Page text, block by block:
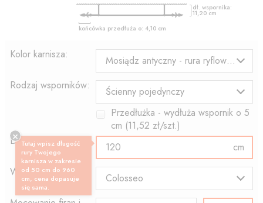
dł. wspornika:
11,20 cm
końcówka przedłuża o: 4,10 cm
Kolor karnisza:
Mosiądz antyczny - rura ryflowana
Rodzaj wsporników:
Ścienny pojedynczy
Przedłużka - wydłuża wspornik o 5
cm (11,52 zł/szt.)
Długość rury:
cm
Wzór końcówki:
Colosseo
Tutaj wpisz długość
rury Twojego
karnisza w zakresie
od 50 cm do 960
cm, cena dopasuje
się sama.